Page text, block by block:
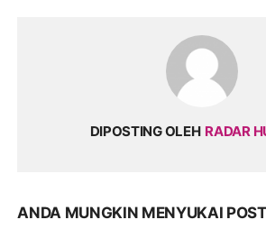
DIPOSTING OLEH RADAR
ANDA MUNGKIN MENYUKAI